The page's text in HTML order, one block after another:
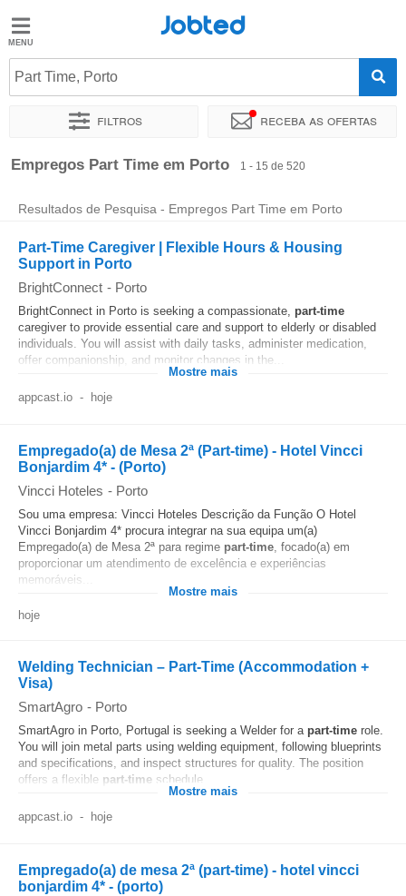
Jobted
Empregos
Salários
Jobted
Part Time, Porto
Filtros Receba as ofertas
Ordenar por Localidade exata Empresa
Empregos Part Time em Porto 1 - 15 de 520
Resultados de Pesquisa - Empregos Part Time em Porto
Part-Time Caregiver | Flexible Hours & Housing
Support in Porto
BrightConnect - Porto
BrightConnect in Porto is seeking a compassionate, part-time
caregiver to provide essential care and support to elderly or disabled
individuals. You will assist with daily tasks, administer medication,
offer companionship, and monitor changes in the...
Mostre mais
appcast.io - hoje
Empregado(a) de Mesa 2ª (Part-time) - Hotel Vincci
Bonjardim 4* - (Porto)
Vincci Hoteles - Porto
Sou uma empresa: Vincci Hoteles Descrição da Função O Hotel
Vincci Bonjardim 4* procura integrar na sua equipa um(a)
Empregado(a) de Mesa 2ª para regime part-time, focado(a) em
proporcionar um atendimento de excelência e experiências
memoráveis...
Mostre mais
hoje
Welding Technician – Part-Time (Accommodation +
Visa)
SmartAgro - Porto
SmartAgro in Porto, Portugal is seeking a Welder for a part-time role.
You will join metal parts using welding equipment, following blueprints
and specifications, and inspect structures for quality. The position
offers a flexible part-time schedule...
Mostre mais
appcast.io - hoje
Empregado(a) de mesa 2ª (part-time) - hotel vincci
bonjardim 4* - (porto)